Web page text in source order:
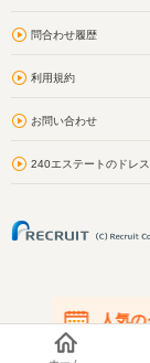
問合わせ履歴
利用規約
お問い合わせ
240エステートのドレ
人気の
在庫が